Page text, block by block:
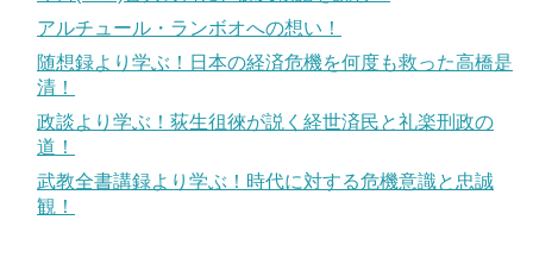
アルチュール・ランボオへの想い！
随想録より学ぶ！日本の経済危機を何度も救った高橋是
清！
政談より学ぶ！荻生徂徠が説く経世済民と礼楽刑政の
道！
武教全書講録より学ぶ！時代に対する危機意識と忠誠
観！